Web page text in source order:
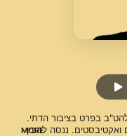
בפודקאסט נראיין מגוון של רבנים אורתודקסים ואקטיבסטים. ננסה להבין
MORE